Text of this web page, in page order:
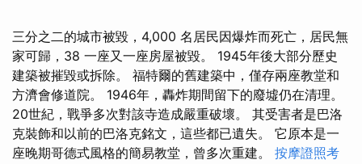
三分之二的城市被毀，4,000 名居民因爆炸而死亡，居民無
家可歸，38 一座又一座房屋被毀。 1945年後大部分歷史
建築被摧毀或拆除。 福特爾的舊建築中，僅存兩座教堂和
方濟會修道院。 1946年，轟炸期間留下的廢墟仍在清理。
20世紀，戰爭多次對該寺造成嚴重破壞。 其受害者是巴洛
克裝飾和以前的巴洛克銘文，這些都已遺失。 它原本是一
座晚期哥德式風格的簡易教堂，曾多次重建。 按摩證照考